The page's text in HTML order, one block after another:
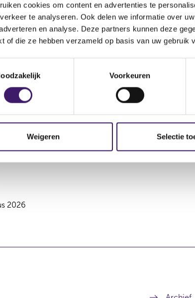
cookies om content en advertenties te
te analyseren. Ook delen we informatie over
en analyse. Deze partners kunnen deze
of die ze hebben verzameld op basis van uw gebruik
Voorkeuren
Weigeren Selectie
152.493,00 Reëel
1.028.273,00 Potentieel
(longpositie)
0,00 %
0,70 % 4,73
2026